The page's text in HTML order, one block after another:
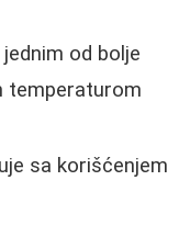
od bolje
temperaturom
sa korišćenjem